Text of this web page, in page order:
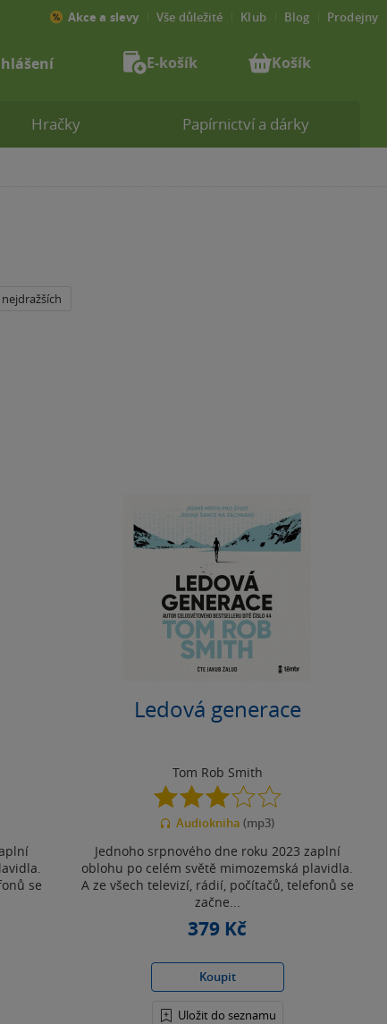
se
Ledová generace
Tom Rob Smith
3.0
z
5
Audiokniha (mp3)
Jednoho srpnového dne roku 2023 zaplní
oblohu po celém světě mimozemská plavidla.
A ze všech televizí, rádií, počítačů, telefonů se
začne...
379 Kč
Koupit
Uložit do seznamu
Hračky Papírnictví a dárky
Akce a slevy Vše důležité Klub Blog Prodejny
E-košík Košík